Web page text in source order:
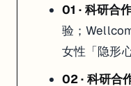
01 · 科研合
验；
女性「隐形
02 · 科研合